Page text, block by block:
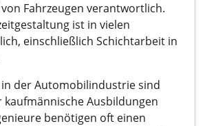
Fahrzeugen verantwortlich.
ist in vielen
einschließlich Schichtarbeit in
in der Automobilindustrie sind
Ausbildungen
benötigen oft einen